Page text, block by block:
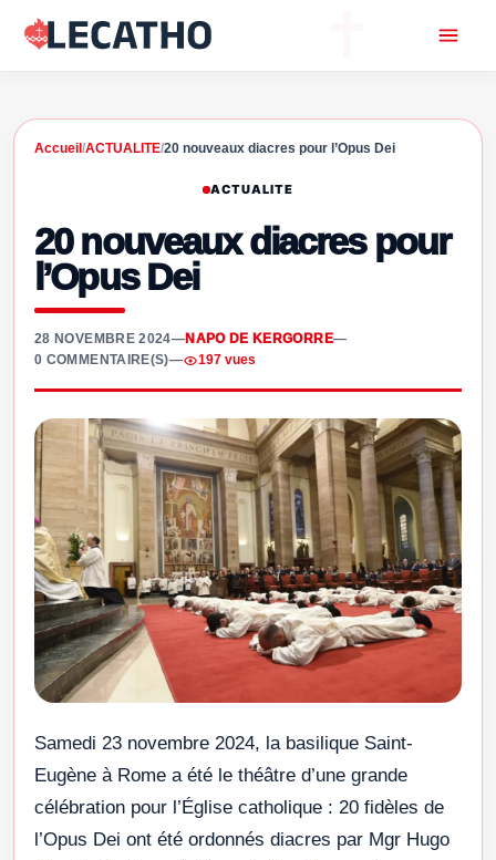
Accueil /ACTUALITE/20 nouveaux diacres pour l’Opus Dei
ACTUALITE
20 nouveaux diacres pour
l’Opus Dei
28 NOVEMBRE 2024—NAPO DE KERGORRE—
0 COMMENTAIRE(S)— 197 vues
Samedi 23 novembre 2024, la basilique Saint-
Eugène à Rome a été le théâtre d’une grande
célébration pour l’Église catholique : 20 fidèles de
l’Opus Dei ont été ordonnés diacres par Mgr Hugo